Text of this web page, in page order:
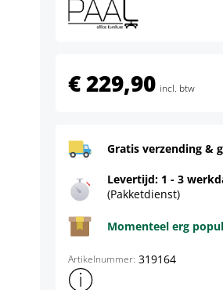
€ 229,90 incl. btw
Gratis verzending &
Levertijd: 1 - 3
(Pakketdienst)
Momenteel erg
Artikelnummer: 319164
Toon meer productinformatie